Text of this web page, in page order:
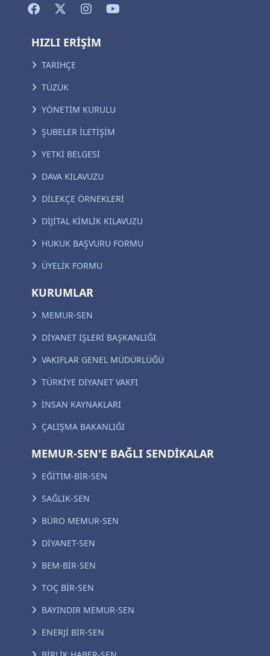
HIZLI ERİŞİM
TARİHÇE
TÜZÜK
YÖNETİM KURULU
ŞUBELER İLETİŞİM
YETKİ BELGESİ
DAVA KILAVUZU
DİLEKÇE ÖRNEKLERİ
DİJİTAL KİMLİK KILAVUZU
HUKUK BAŞVURU FORMU
ÜYELİK FORMU
KURUMLAR
MEMUR-SEN
DİYANET İŞLERİ BAŞKANLIĞI
VAKIFLAR GENEL MÜDÜRLÜĞÜ
TÜRKİYE DİYANET VAKFI
İNSAN KAYNAKLARI
ÇALIŞMA BAKANLIĞI
MEMUR-SEN'E BAĞLI SENDİKALAR
EĞİTİM-BİR-SEN
SAĞLIK-SEN
BÜRO MEMUR-SEN
DİYANET-SEN
BEM-BİR-SEN
TOÇ BİR-SEN
BAYINDIR MEMUR-SEN
ENERJİ BİR-SEN